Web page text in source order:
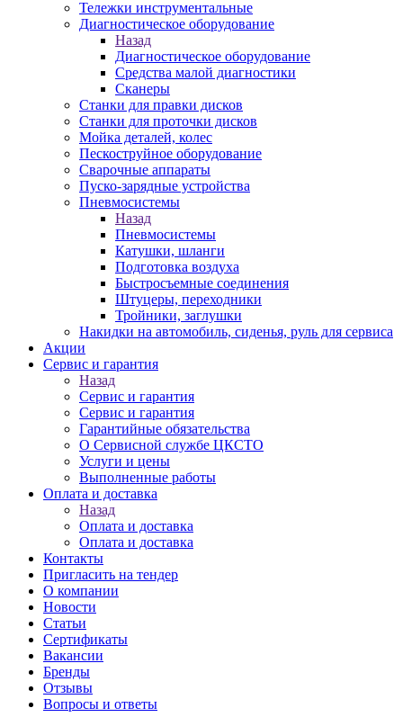
Тележки инструментальные
Диагностическое оборудование
Назад
Диагностическое оборудование
Средства малой диагностики
Сканеры
Станки для правки дисков
Станки для проточки дисков
Мойка деталей, колес
Пескоструйное оборудование
Сварочные аппараты
Пуско-зарядные устройства
Пневмосистемы
Назад
Пневмосистемы
Катушки, шланги
Подготовка воздуха
Быстросъемные соединения
Штуцеры, переходники
Тройники, заглушки
Накидки на автомобиль, сиденья, руль для сервиса
Акции
Сервис и гарантия
Назад
Сервис и гарантия
Сервис и гарантия
Гарантийные обязательства
О Сервисной службе ЦКСТО
Услуги и цены
Выполненные работы
Оплата и доставка
Назад
Оплата и доставка
Оплата и доставка
Контакты
Пригласить на тендер
О компании
Новости
Статьи
Сертификаты
Вакансии
Бренды
Отзывы
Вопросы и ответы